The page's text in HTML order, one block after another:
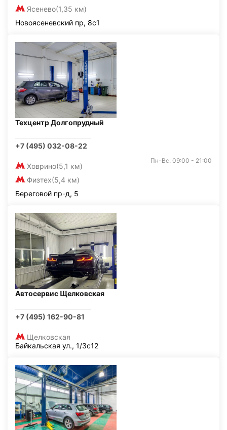
Ясенево(1,35 км)
Новоясеневский пр, 8с1
Техцентр Долгопрудный
+7 (495) 032-08-22
Ховрино(5,1 км)
Физтех(5,4 км)
Пн-Вс: 09:00 - 21:00
Береговой пр-д, 5
Автосервис Щелковская
+7 (495) 162-90-81
Щелковская
Байкальская ул., 1/3с12